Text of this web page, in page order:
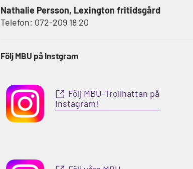
Nathalie Persson, Lexington fritidsgård
Telefon: 072-209 18 20
Följ MBU på Instgram
Följ MBU-Trollhattan på
Instagram!